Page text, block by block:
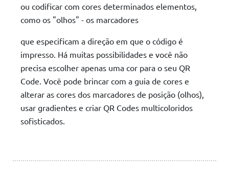
ou codificar com cores determinados elementos,
como os "olhos" - os marcadores
que especificam a direção em que o código é
impresso. Há muitas possibilidades e você não
precisa escolher apenas uma cor para o seu QR
Code. Você pode brincar com a guia de cores e
alterar as cores dos marcadores de posição (olhos),
usar gradientes e criar QR Codes multicoloridos
sofisticados.